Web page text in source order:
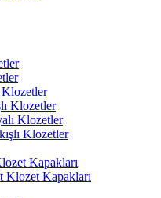
Klozetler
Klozetler
Klozetler
Kapakları
Klozet Kapakları